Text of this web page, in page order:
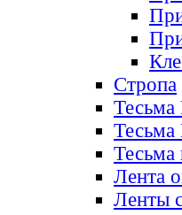
Стропа
Тесьма
Тесьма
Тесьма
Лента
Ленты